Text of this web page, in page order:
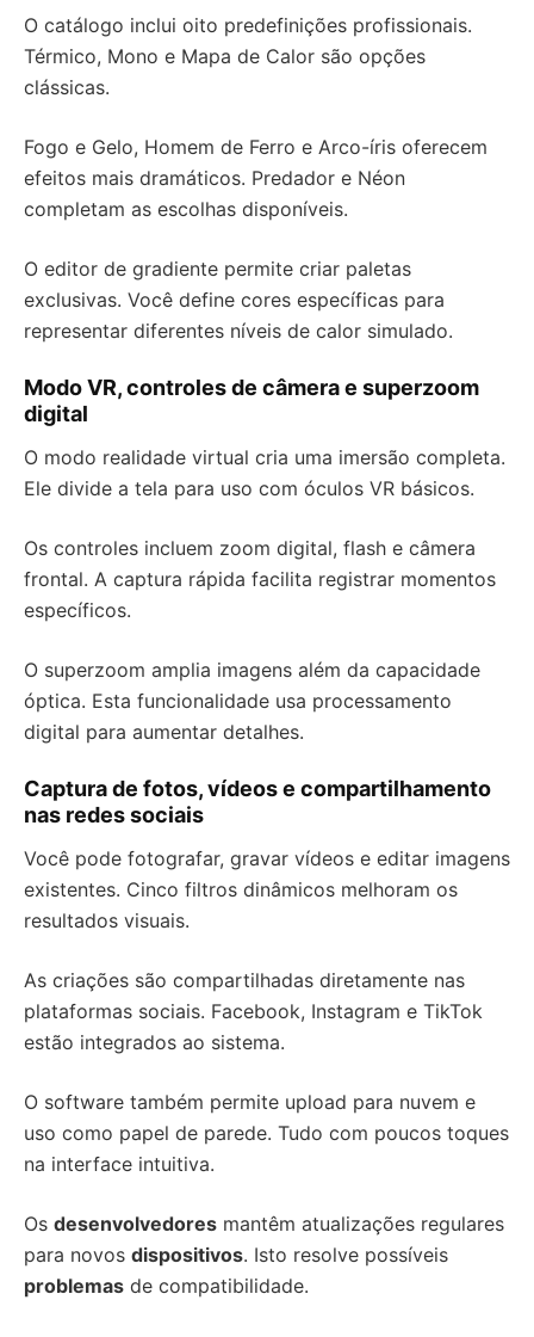
O catálogo inclui oito predefinições profissionais.
Térmico, Mono e Mapa de Calor são opções
clássicas.
Fogo e Gelo, Homem de Ferro e Arco-íris oferecem
efeitos mais dramáticos. Predador e Néon
completam as escolhas disponíveis.
O editor de gradiente permite criar paletas
exclusivas. Você define cores específicas para
representar diferentes níveis de calor simulado.
Modo VR, controles de câmera e superzoom
digital
O modo realidade virtual cria uma imersão completa.
Ele divide a tela para uso com óculos VR básicos.
Os controles incluem zoom digital, flash e câmera
frontal. A captura rápida facilita registrar momentos
específicos.
O superzoom amplia imagens além da capacidade
óptica. Esta funcionalidade usa processamento
digital para aumentar detalhes.
Captura de fotos, vídeos e compartilhamento
nas redes sociais
Você pode fotografar, gravar vídeos e editar imagens
existentes. Cinco filtros dinâmicos melhoram os
resultados visuais.
As criações são compartilhadas diretamente nas
plataformas sociais. Facebook, Instagram e TikTok
estão integrados ao sistema.
O software também permite upload para nuvem e
uso como papel de parede. Tudo com poucos toques
na interface intuitiva.
Os desenvolvedores mantêm atualizações regulares
para novos dispositivos. Isto resolve possíveis
problemas de compatibilidade.